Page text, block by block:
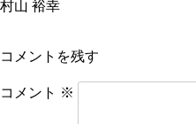
村山 裕幸
コメントを残す
コメント ※